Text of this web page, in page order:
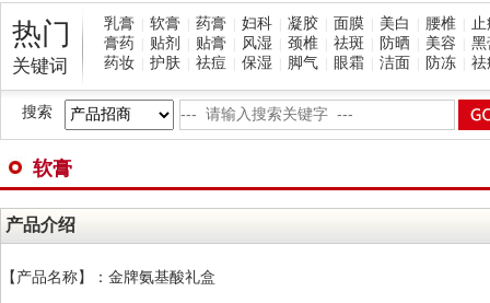
热门
关键词
乳膏 软膏 药膏 妇科 凝胶 面膜 美白 腰椎
止
膏药
贴剂 贴膏 风湿 颈椎 祛斑 防晒 美容
黑
药妆
护肤 祛痘 保湿 脚气 眼霜 洁面 防冻 祛
搜索
软膏
产品介绍
【产品名称】：金牌氨基酸礼盒